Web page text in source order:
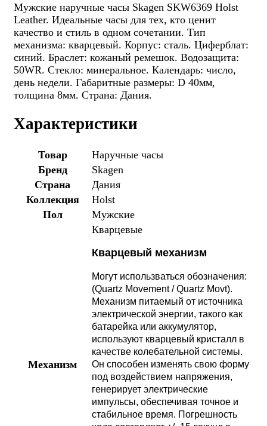
Мужские наручные часы Skagen SKW6369 Holst
Leather. Идеальные часы для тех, кто ценит
качество и стиль в одном сочетании. Тип
механизма: кварцевый. Корпус: сталь. Циферблат:
синий. Браслет: кожаный ремешок. Водозащита:
50WR. Стекло: минеральное. Календарь: число,
день недели. Габаритные размеры: D 40мм,
толщина 8мм. Страна: Дания.
Характеристики
Товар
Наручные часы
Бренд
Skagen
Страна
Дания
Коллекция
Holst
Пол
Мужские
Механизм
Кварцевые
Кварцевый механизм
Могут использваться обозначения:
(Quartz Movement / Quartz Movt).
Механизм питаемый от источника
электрической энергии, такого как
батарейка или аккумулятор,
используют кварцевый кристалл в
качестве колебательной системы.
Он способен изменять свою форму
под воздействием напряжения,
генерирует электрические
импульсы, обеспечивая точное и
стабильное время. Погрешность